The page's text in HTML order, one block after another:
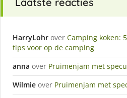
HarryLohr over Camping koken:
tips voor op de camping
anna over Pruimenjam met
Wilmie over Pruimenjam met